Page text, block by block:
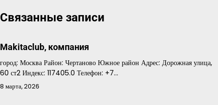
записям
Связанные записи
Makitaclub, компания
город: Москва Район: Чертаново Южное район Адрес: Дорожная улица,
60 ст2 Индекс: 117405.0 Телефон: +7…
8 марта, 2026